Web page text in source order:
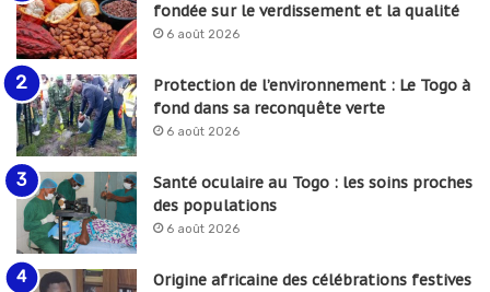
fondée sur le verdissement et la qualité
6 août 2026
Protection de l’environnement : Le Togo à
fond dans sa reconquête verte
6 août 2026
Santé oculaire au Togo : les soins proches
des populations
6 août 2026
Origine africaine des célébrations festives